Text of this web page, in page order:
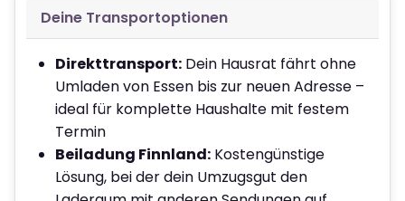
Deine Transportoptionen
Direkttransport: Dein Hausrat fährt ohne
Umladen von Essen bis zur neuen Adresse –
ideal für komplette Haushalte mit festem
Termin
Beiladung Finnland: Kostengünstige
Lösung, bei der dein Umzugsgut den